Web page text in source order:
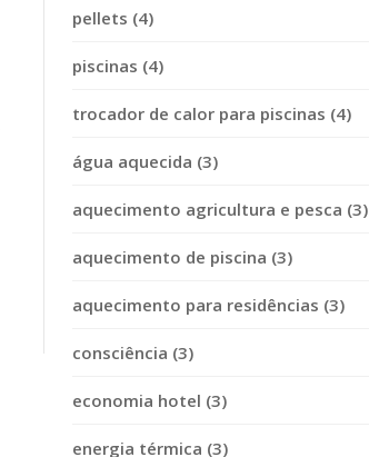
pellets (4)
piscinas (4)
trocador de calor para piscinas (4)
água aquecida (3)
aquecimento agricultura e pesca (3)
aquecimento de piscina (3)
aquecimento para residências (3)
consciência (3)
economia hotel (3)
energia térmica (3)